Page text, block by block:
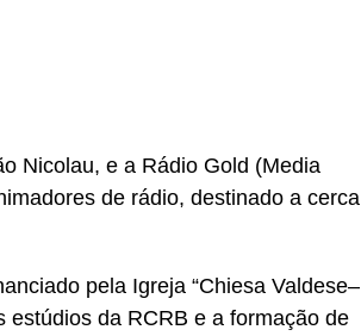
Nicolau, e a Rádio Gold (Media
de rádio, destinado a cerca
pela Igreja “Chiesa Valdese–
estúdios da RCRB e a formação de